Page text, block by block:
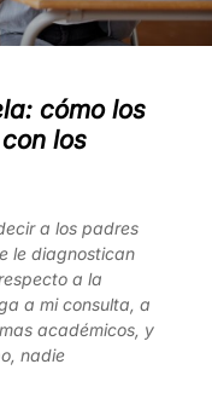
cómo los
los
a los padres
le diagnostican
a la
a mi consulta, a
académicos, y
nadie